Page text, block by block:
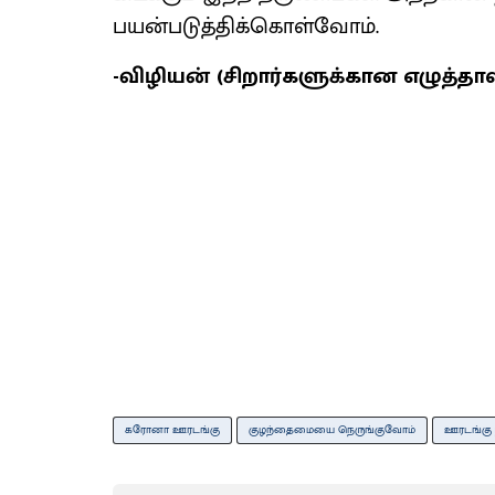
பயன்படுத்திக்கொள்வோம்.
-விழியன் (சிறார்களுக்கான
கரோனா ஊரடங்கு குழந்தைமையை நெருங்குவோம் ஊரடங்கு